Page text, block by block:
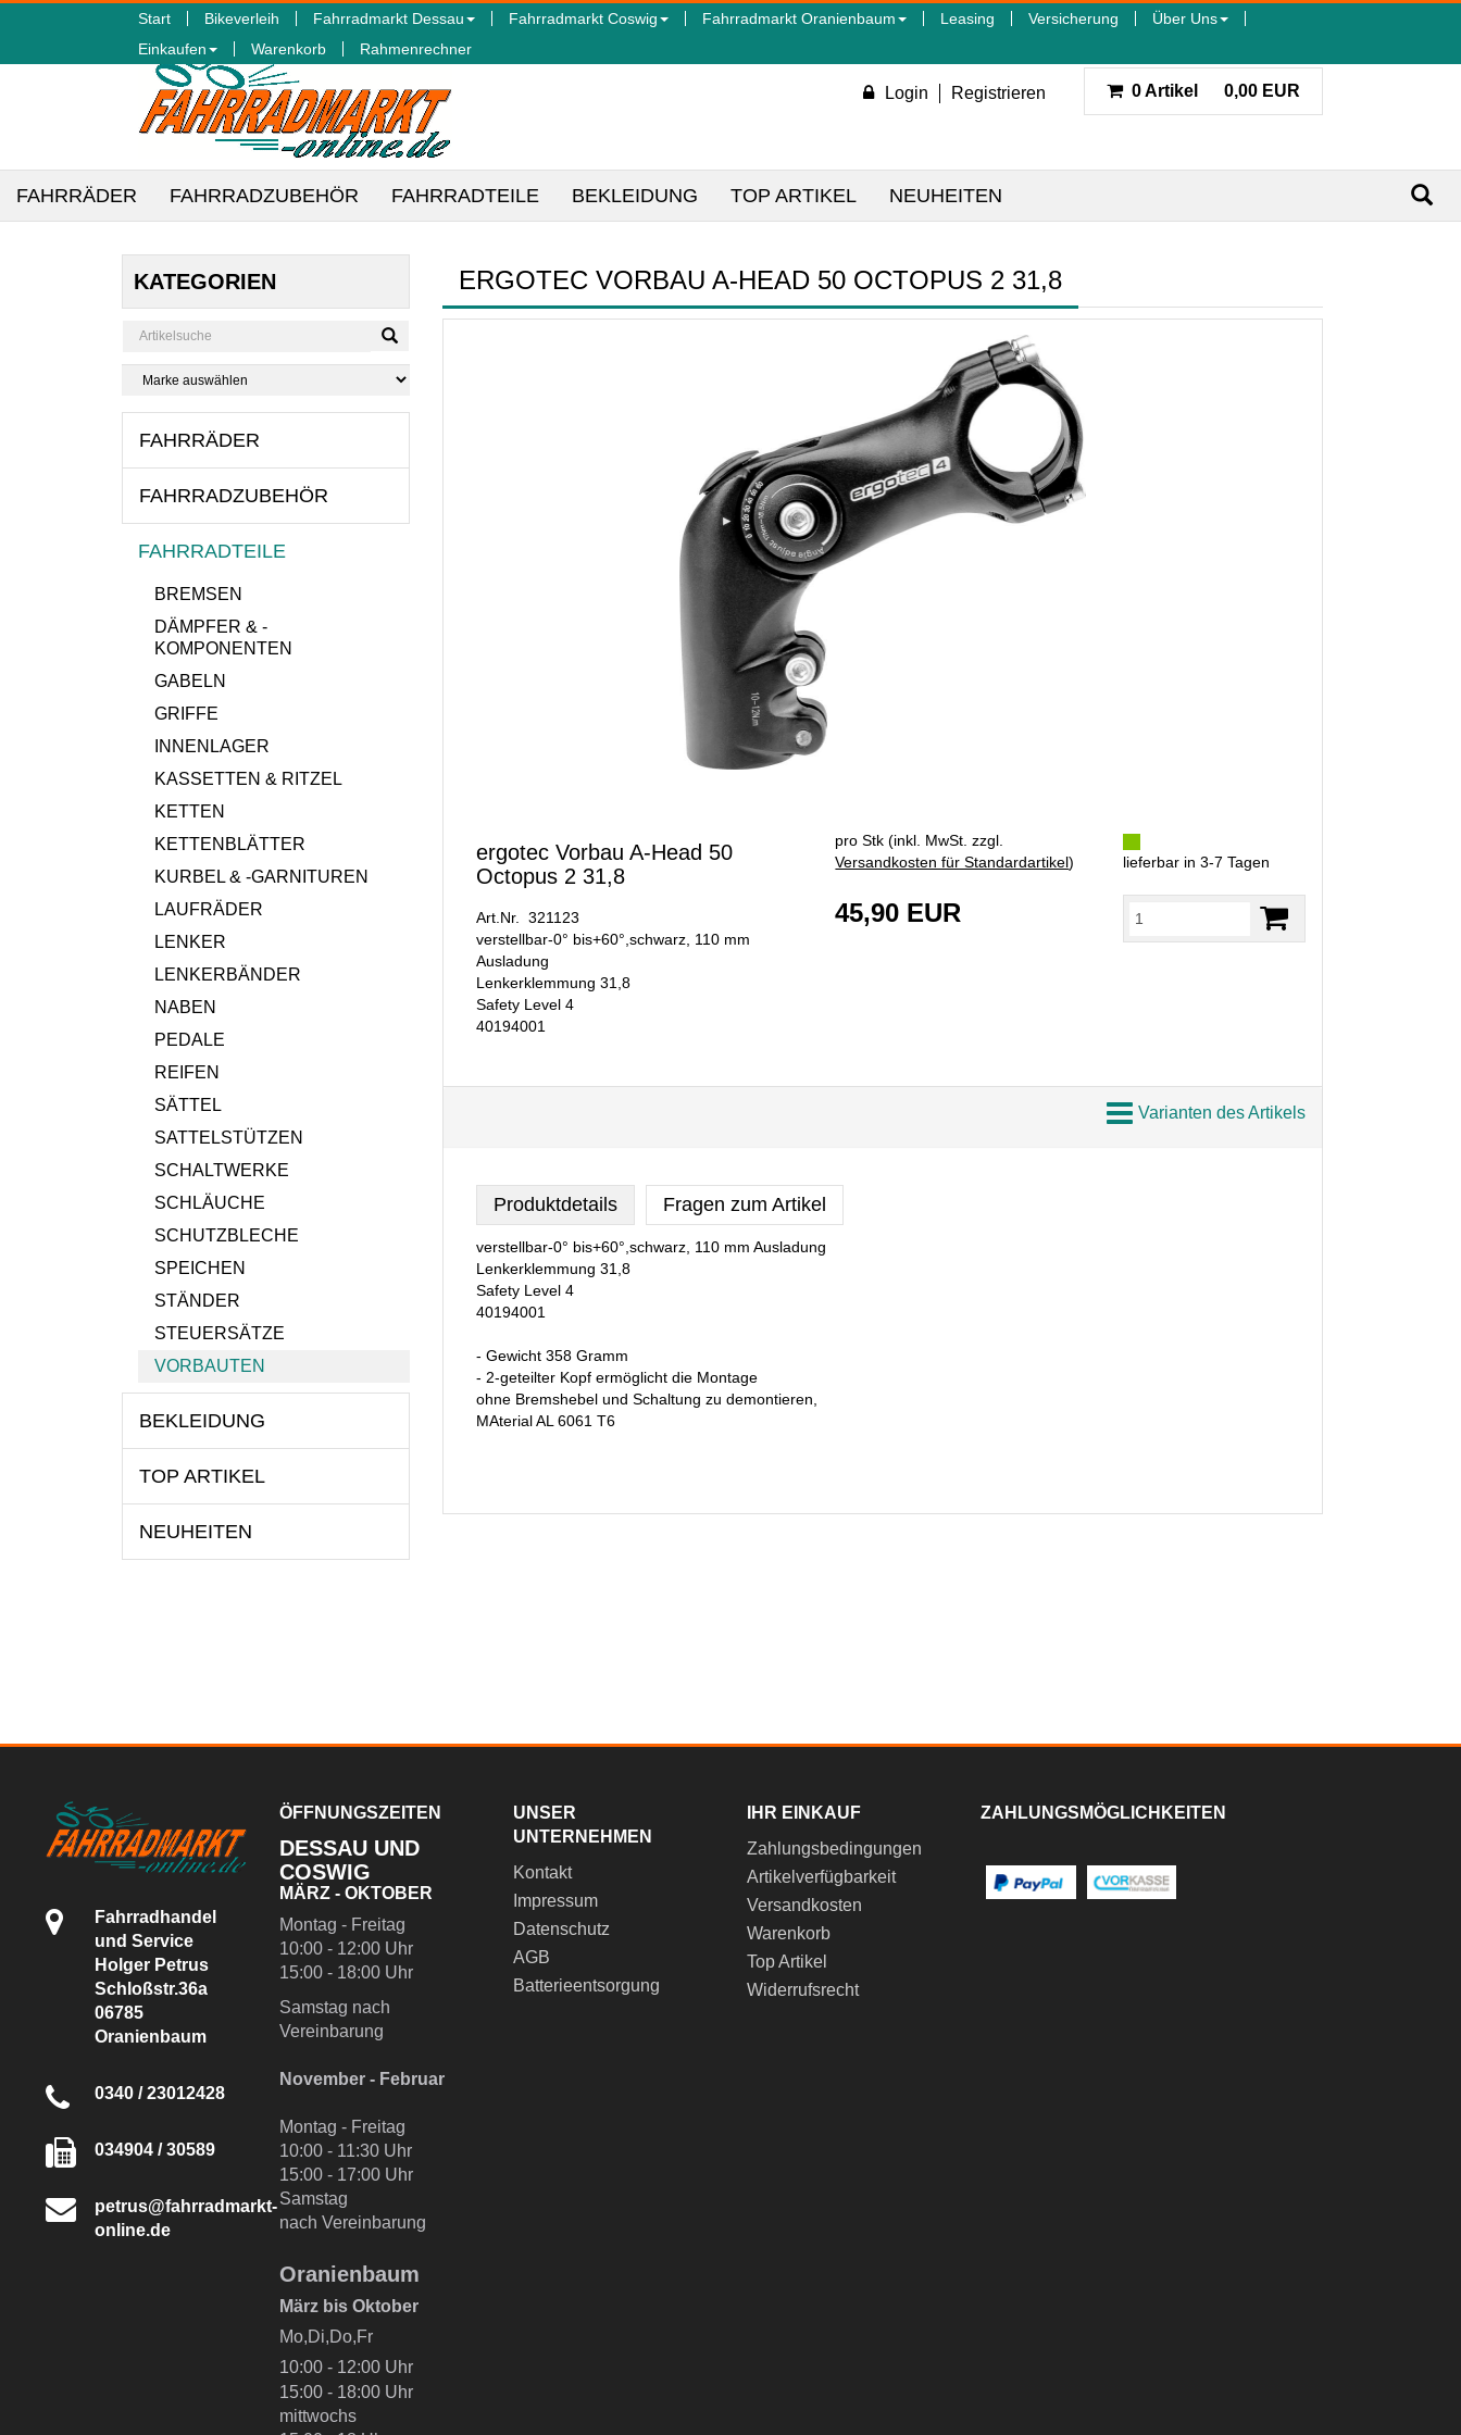
Start Bikeverleih Fahrradmarkt Dessau Fahrradmarkt Coswig Fahrradmarkt Oranienbaum Leasing Versicherung
Über Uns
Einkaufen
Warenkorb Rahmenrechner
Login Registrieren 0 Artikel 0,00 EUR
FAHRRÄDER FAHRRADZUBEHÖR FAHRRADTEILE BEKLEIDUNG TOP ARTIKEL NEUHEITEN
KATEGORIEN
FAHRRÄDER
FAHRRADZUBEHÖR
FAHRRADTEILE
BREMSEN
DÄMPFER & -
KOMPONENTEN
GABELN
GRIFFE
INNENLAGER
KASSETTEN & RITZEL
KETTEN
KETTENBLÄTTER
KURBEL & -GARNITUREN
LAUFRÄDER
LENKER
LENKERBÄNDER
NABEN
PEDALE
REIFEN
SÄTTEL
SATTELSTÜTZEN
SCHALTWERKE
SCHLÄUCHE
SCHUTZBLECHE
SPEICHEN
STÄNDER
STEUERSÄTZE
VORBAUTEN
BEKLEIDUNG
TOP ARTIKEL
NEUHEITEN
ERGOTEC VORBAU A-HEAD 50 OCTOPUS 2 31,8
ergotec Vorbau A-Head 50
Octopus 2 31,8
Art.Nr. 321123
verstellbar-0° bis+60°,schwarz, 110 mm
Ausladung
Lenkerklemmung 31,8
Safety Level 4
40194001
pro Stk (inkl. MwSt. zzgl.
Versandkosten für Standardartikel)
45,90 EUR
lieferbar in 3-7 Tagen
Varianten des Artikels
Produktdetails Fragen zum Artikel
verstellbar-0° bis+60°,schwarz, 110 mm Ausladung
Lenkerklemmung 31,8
Safety Level 4
40194001
- Gewicht 358 Gramm
- 2-geteilter Kopf ermöglicht die Montage
ohne Bremshebel und Schaltung zu demontieren,
MAterial AL 6061 T6
Fahrradhandel
und Service
Holger Petrus
Schloßstr.36a
06785
Oranienbaum
0340 / 23012428
034904 / 30589
petrus@fahrradmarkt-
online.de
ÖFFNUNGSZEITEN
DESSAU UND
COSWIG
MÄRZ - OKTOBER
Montag - Freitag
10:00 - 12:00 Uhr
15:00 - 18:00 Uhr
Samstag nach
Vereinbarung
November - Februar
Montag - Freitag
10:00 - 11:30 Uhr
15:00 - 17:00 Uhr
Samstag
nach Vereinbarung
Oranienbaum
März bis Oktober
Mo,Di,Do,Fr
10:00 - 12:00 Uhr
15:00 - 18:00 Uhr
mittwochs
UNSER
UNTERNEHMEN
Kontakt
Impressum
Datenschutz
AGB
Batterieentsorgung
IHR EINKAUF
Zahlungsbedingungen
Artikelverfügbarkeit
Versandkosten
Warenkorb
Top Artikel
Widerrufsrecht
ZAHLUNGSMÖGLICHKEITEN